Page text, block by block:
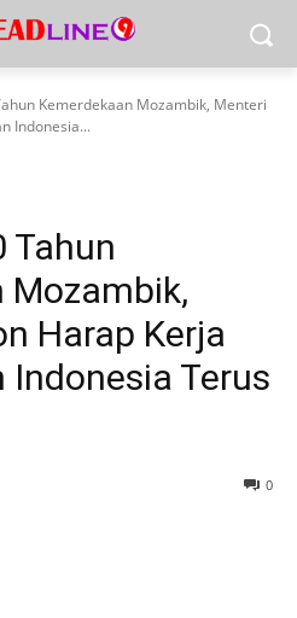
Kemerdekaan Mozambik, Menteri
Indonesia...
Tahun
Mozambik,
Harap Kerja
Indonesia Terus
0